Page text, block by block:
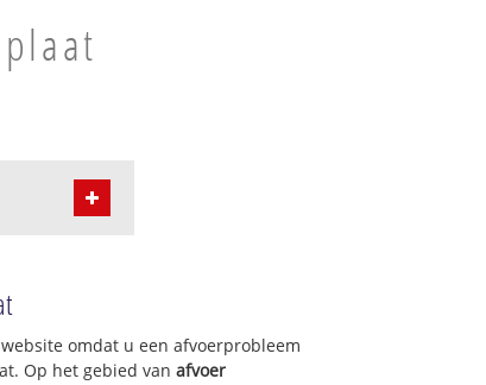
omdat u een afvoerprobleem
Op het gebied van afvoer